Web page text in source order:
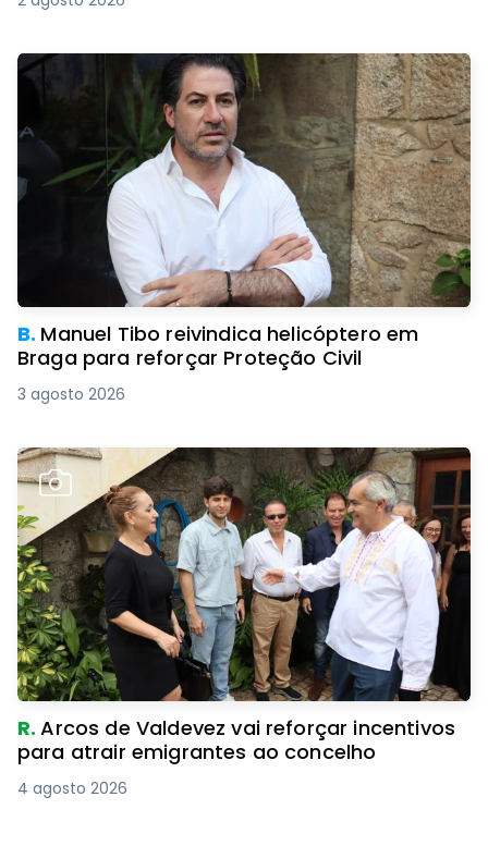
B. Manuel Tibo reivindica helicóptero em
Braga para reforçar Proteção Civil
3 agosto 2026
R.Arcos de Valdevez vai reforçar incentivos
para atrair emigrantes ao concelho
4 agosto 2026